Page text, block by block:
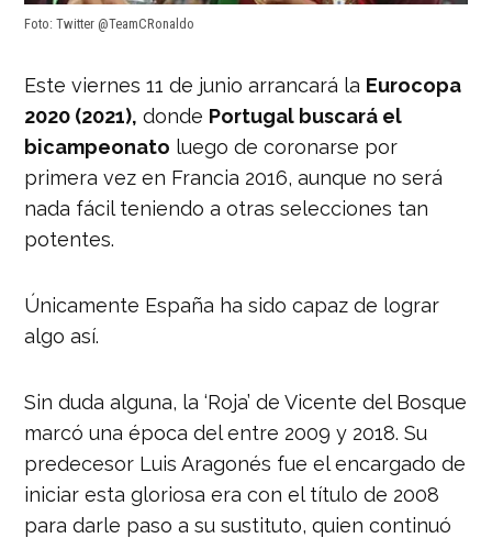
Foto: Twitter @TeamCRonaldo
Este viernes 11 de junio arrancará la Eurocopa
2020 (2021), donde Portugal buscará el
bicampeonato luego de coronarse por
primera vez en Francia 2016, aunque no será
nada fácil teniendo a otras selecciones tan
potentes.
Únicamente España ha sido capaz de lograr
algo así.
Sin duda alguna, la ‘Roja’ de Vicente del Bosque
marcó una época del entre 2009 y 2018. Su
predecesor Luis Aragonés fue el encargado de
iniciar esta gloriosa era con el título de 2008
para darle paso a su sustituto, quien continuó